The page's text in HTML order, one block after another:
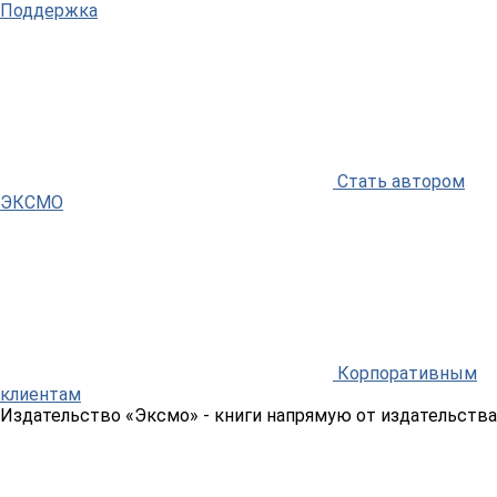
Поддержка
Стать автором
ЭКСМО
Корпоративным
клиентам
Издательство «Эксмо» - книги напрямую от издательства